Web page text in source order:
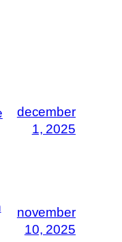
december
1, 2025
november
10, 2025